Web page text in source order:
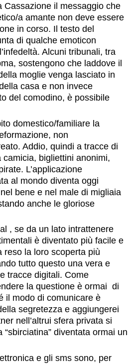
Cassazione il messaggio che
a amante non deve essere
in corso. Il testo del
di qualche emoticon
Alcuni tribunali, tra
sostengono che laddove il
moglie venga lasciato in
casa e non invece
del comodino, è possibile
domestico/familiare la
non
Addio, quindi a tracce di
bigliettini anonimi,
L’applicazione
al mondo diventa oggi
bene e nel male di migliaia
anche le gloriose
, se da un lato intrattenere
è diventato più facile e
reso la loro scoperta più
tutto questo una vera e
tracce digitali. Come
la questione è ormai di
il modo di comunicare è
segretezza e aggiungerei
nell’altrui sfera privata si
diventata ormai un
e gli sms sono, per